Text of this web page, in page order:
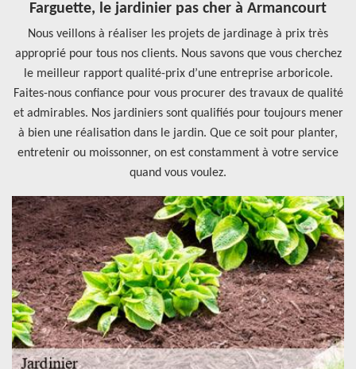
Farguette, le jardinier pas cher à Armancourt
Nous veillons à réaliser les projets de jardinage à prix très
approprié pour tous nos clients. Nous savons que vous cherchez
le meilleur rapport qualité-prix d’une entreprise arboricole.
Faites-nous confiance pour vous procurer des travaux de qualité
et admirables. Nos jardiniers sont qualifiés pour toujours mener
à bien une réalisation dans le jardin. Que ce soit pour planter,
entretenir ou moissonner, on est constamment à votre service
quand vous voulez.